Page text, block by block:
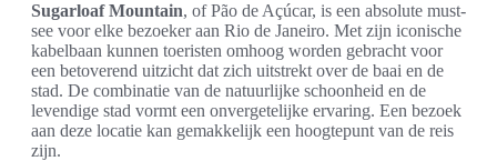
Sugarloaf Mountain, of Pão de Açúcar, is een absolute must-
see voor elke bezoeker aan Rio de Janeiro. Met zijn iconische
kabelbaan kunnen toeristen omhoog worden gebracht voor
een betoverend uitzicht dat zich uitstrekt over de baai en de
stad. De combinatie van de natuurlijke schoonheid en de
levendige stad vormt een onvergetelijke ervaring. Een bezoek
aan deze locatie kan gemakkelijk een hoogtepunt van de reis
zijn.